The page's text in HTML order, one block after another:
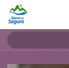
Ir al contenido